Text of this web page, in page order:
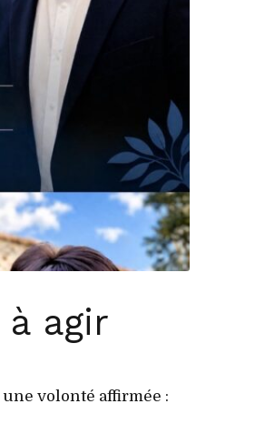
agir
volonté affirmée :